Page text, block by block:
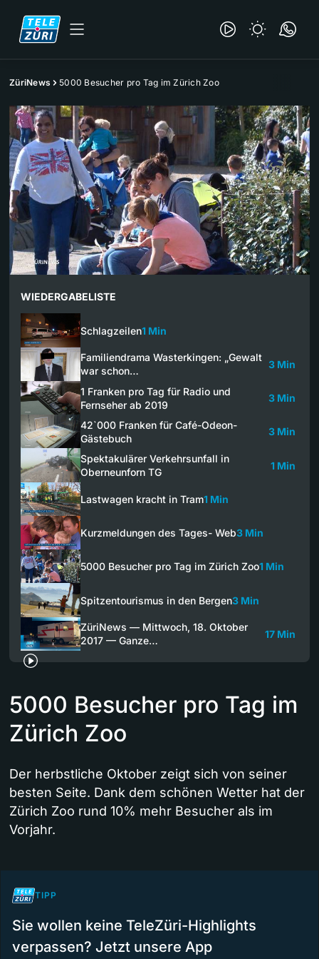
ZüriNews 5000 Besucher pro Tag im Zürich Zoo
WIEDERGABELISTE
Schlagzeilen1 Min
Familiendrama Wasterkingen: „Gewalt
war schon…
3 Min
1 Franken pro Tag für Radio und
Fernseher ab 2019
3 Min
42`000 Franken für Café-Odeon-
Gästebuch
3 Min
Spektakulärer Verkehrsunfall in
Oberneunforn TG
1 Min
Lastwagen kracht in Tram1 Min
Kurzmeldungen des Tages- Web3 Min
5000 Besucher pro Tag im Zürich Zoo1 Min
Spitzentourismus in den Bergen3 Min
ZüriNews — Mittwoch, 18. Oktober
2017 — Ganze…
17 Min
5000 Besucher pro Tag im
Zürich Zoo
Der herbstliche Oktober zeigt sich von seiner
besten Seite. Dank dem schönen Wetter hat der
Zürich Zoo rund 10% mehr Besucher als im
Vorjahr.
TIPP
Sie wollen keine TeleZüri-Highlights
verpassen? Jetzt unsere App